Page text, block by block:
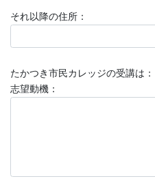
それ以降の住所：
たかつき市民カレッジの受講は：
志望動機：